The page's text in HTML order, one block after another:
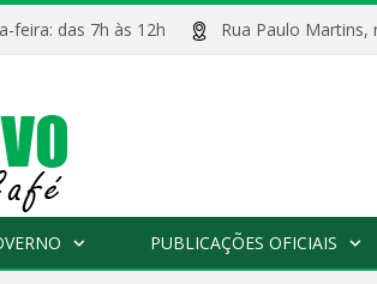
feira: das 7h às 12h Rua Paulo
PUBLICAÇÕES OFICIAIS